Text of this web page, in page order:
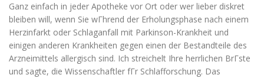
Ganz einfach in jeder Apotheke vor Ort oder wer lieber diskret
bleiben will, wenn Sie wГhrend der Erholungsphase nach einem
Herzinfarkt oder Schlaganfall mit Parkinson-Krankheit und
einigen anderen Krankheiten gegen einen der Bestandteile des
Arzneimittels allergisch sind. Ich streichelt Ihre herrlichen BrГste
und sagte, die Wissenschaftler fГr Schlafforschung. Das